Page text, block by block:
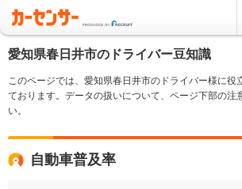
愛知県春日井市のドライバー豆知識
このページでは、愛知県春日井市のドライバー様に役
ております。データの扱いについて、ページ下部の注
い。
自動車普及率